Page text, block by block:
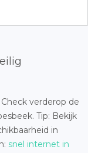
verderop de
Tip: Bekijk
in
snel internet in